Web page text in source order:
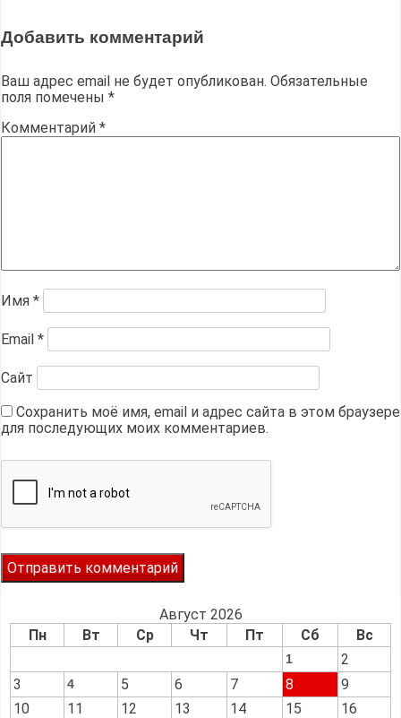
Добавить комментарий
Ваш адрес email не будет опубликован. Обязательные
поля помечены *
Комментарий *
Имя *
Email *
Сайт
Сохранить моё имя, email и адрес сайта в этом браузере
для последующих моих комментариев.
Август 2026
Пн
Вт Ср Чт Пт Сб Вс
1
2
3
4 5 6 7 8
9
10
11 12 13 14 15
16